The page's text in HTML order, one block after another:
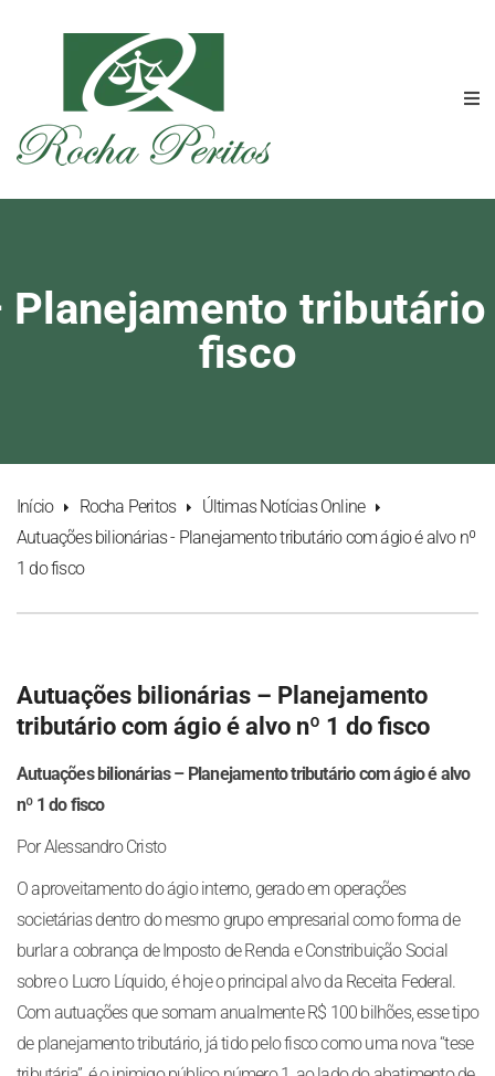
tributário
fisco
Início Rocha Peritos
Últimas Notícias Online
Autuações bilionárias - Planejamento tributário com ágio é alvo nº
1 do fisco
Autuações bilionárias – Planejamento
tributário com ágio é alvo nº 1 do fisco
Autuações bilionárias – Planejamento tributário com ágio é alvo
nº 1 do fisco
Por Alessandro Cristo
O aproveitamento do ágio interno, gerado em operações
societárias dentro do mesmo grupo empresarial como forma de
burlar a cobrança de Imposto de Renda e Constribuição Social
sobre o Lucro Líquido, é hoje o principal alvo da Receita Federal.
Com autuações que somam anualmente R$ 100 bilhões, esse tipo
de planejamento tributário, já tido pelo fisco como uma nova “tese